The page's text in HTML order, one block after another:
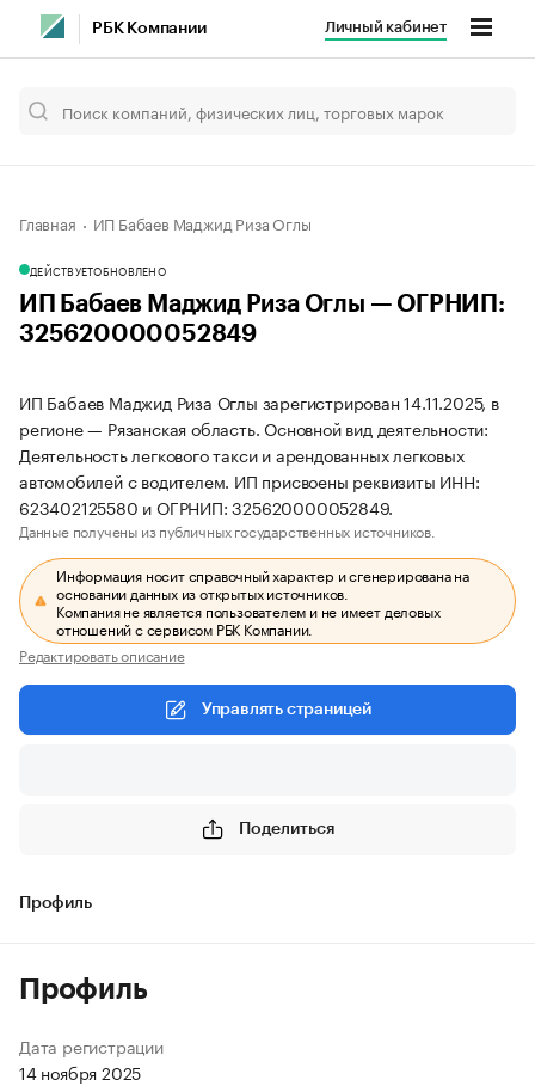
РБК Компании Личный кабинет
Главная ИП Бабаев Маджид Риза Оглы
ДЕЙСТВУЕТОБНОВЛЕНО
ИП Бабаев Маджид Риза Оглы — ОГРНИП:
325620000052849
ИП Бабаев Маджид Риза Оглы зарегистрирован 14.11.2025, в
регионе — Рязанская область. Основной вид деятельности:
Деятельность легкового такси и арендованных легковых
автомобилей с водителем. ИП присвоены реквизиты ИНН:
623402125580 и ОГРНИП: 325620000052849.
Данные получены из публичных государственных источников.
Информация носит справочный характер и сгенерирована на
основании данных из открытых источников.
Компания не является пользователем и не имеет деловых
отношений с сервисом РБК Компании.
Редактировать описание
Управлять страницей
Поделиться
Профиль
Профиль
Дата регистрации
14 ноября 2025